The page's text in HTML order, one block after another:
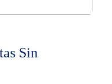
Sin